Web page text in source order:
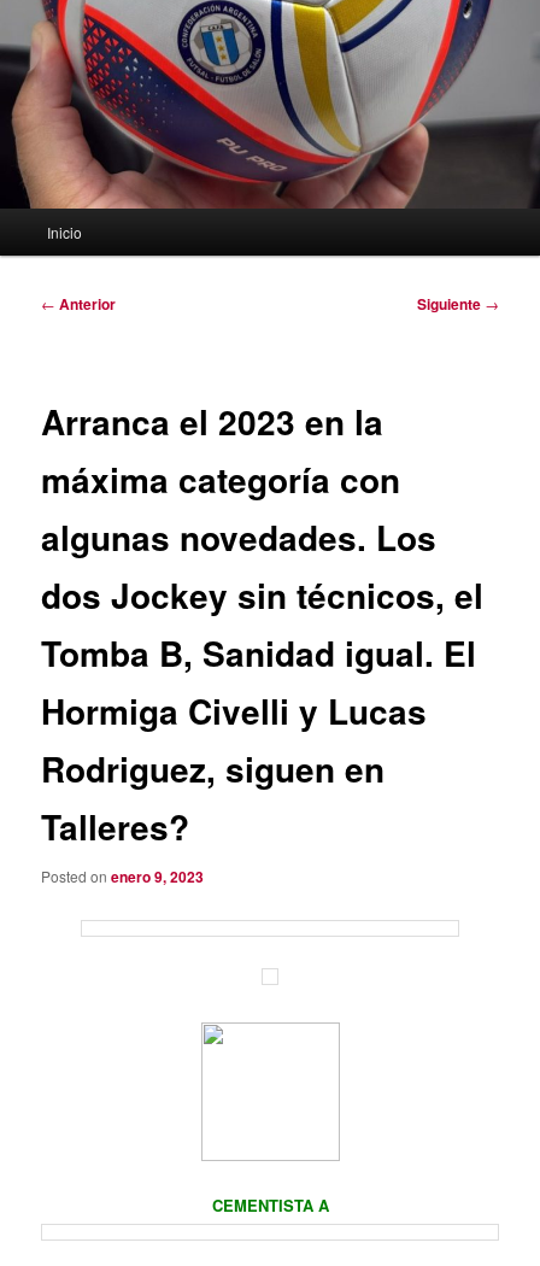
Inicio
Navegación
← Anterior Siguiente →
Arranca el 2023 en la
máxima categoría con
algunas novedades. Los
dos Jockey sin técnicos, el
Tomba B, Sanidad igual. El
Hormiga Civelli y Lucas
Rodriguez, siguen en
Talleres?
Posted onenero 9, 2023
CEMENTISTA A